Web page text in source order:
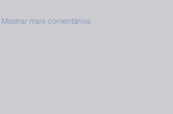
Mostrar mais comentários